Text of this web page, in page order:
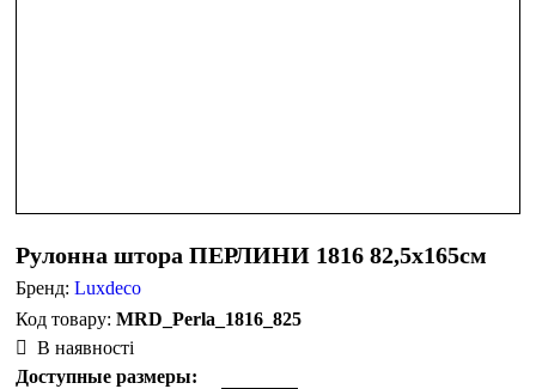
Рулонна штора ПЕРЛИНИ 1816 82,5х165см
Бренд:Luxdeco
MRD_Perla_1816_825
В наявності
Доступные размеры: